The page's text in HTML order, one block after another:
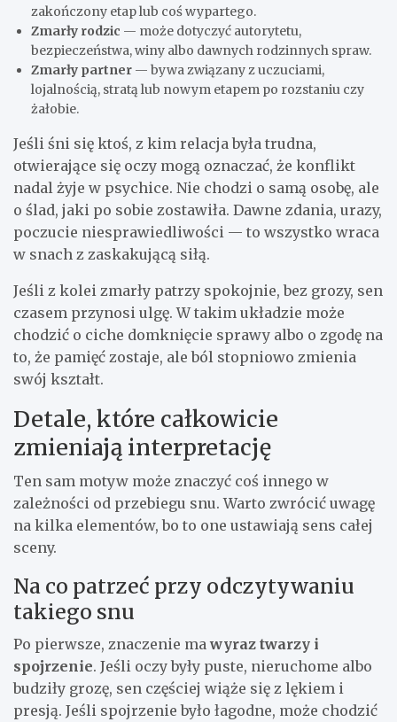
zakończony etap lub coś wypartego.
Zmarły rodzic — może dotyczyć autorytetu,
bezpieczeństwa, winy albo dawnych rodzinnych spraw.
Zmarły partner — bywa związany z uczuciami,
lojalnością, stratą lub nowym etapem po rozstaniu czy
żałobie.
Jeśli śni się ktoś, z kim relacja była trudna,
otwierające się oczy mogą oznaczać, że konflikt
nadal żyje w psychice. Nie chodzi o samą osobę, ale
o ślad, jaki po sobie zostawiła. Dawne zdania, urazy,
poczucie niesprawiedliwości — to wszystko wraca
w snach z zaskakującą siłą.
Jeśli z kolei zmarły patrzy spokojnie, bez grozy, sen
czasem przynosi ulgę. W takim układzie może
chodzić o ciche domknięcie sprawy albo o zgodę na
to, że pamięć zostaje, ale ból stopniowo zmienia
swój kształt.
Detale, które całkowicie
zmieniają interpretację
Ten sam motyw może znaczyć coś innego w
zależności od przebiegu snu. Warto zwrócić uwagę
na kilka elementów, bo to one ustawiają sens całej
sceny.
Na co patrzeć przy odczytywaniu
takiego snu
Po pierwsze, znaczenie mawyraz twarzy i
spojrzenie. Jeśli oczy były puste, nieruchome albo
budziły grozę, sen częściej wiąże się z lękiem i
presją. Jeśli spojrzenie było łagodne, może chodzić